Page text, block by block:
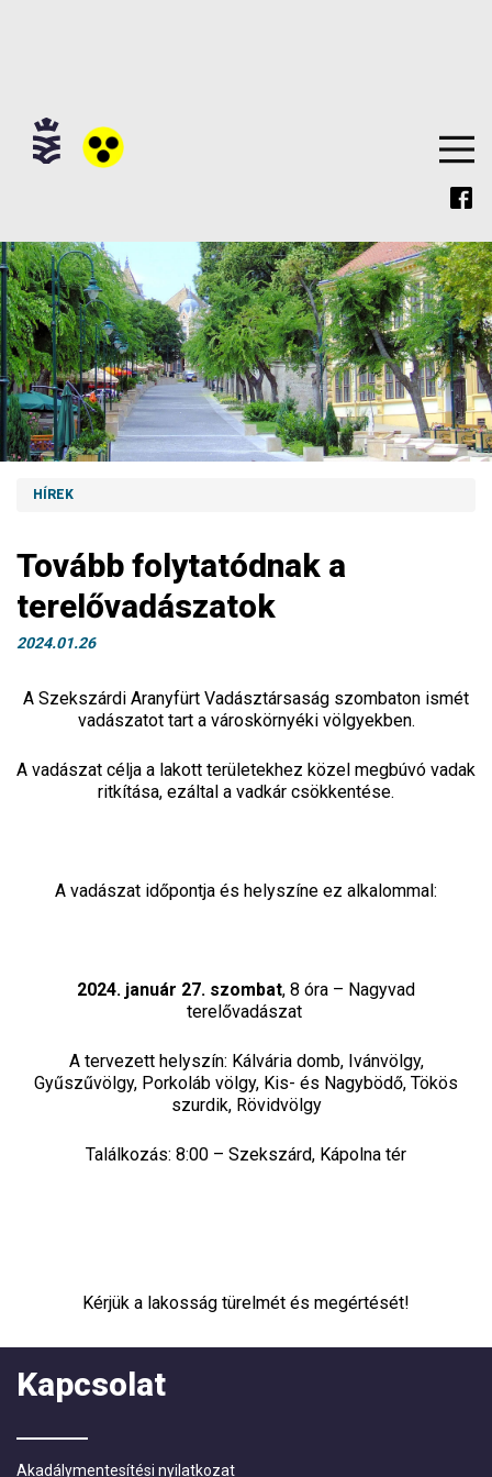
HÍREK
Tovább folytatódnak a
terelővadászatok
2024.01.26
A Szekszárdi Aranyfürt Vadásztársaság szombaton ismét
vadászatot tart a városkörnyéki völgyekben.
A vadászat célja a lakott területekhez közel megbúvó vadak
ritkítása, ezáltal a vadkár csökkentése.
A vadászat időpontja és helyszíne ez alkalommal:
2024. január 27. szombat, 8 óra – Nagyvad
terelővadászat
A tervezett helyszín: Kálvária domb, Ivánvölgy,
Gyűszűvölgy, Porkoláb völgy, Kis- és Nagybödő, Tökös
szurdik, Rövidvölgy
Találkozás: 8:00 – Szekszárd, Kápolna tér
Kérjük a lakosság türelmét és megértését!
Kapcsolat
Akadálymentesítési nyilatkozat